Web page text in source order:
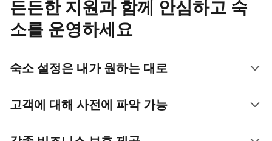
든든한 지원과 함께 안심하고 숙
소를 운영하세요
숙소 설정은 내가 원하는 대로
고객에 대해 사전에 파악 가능